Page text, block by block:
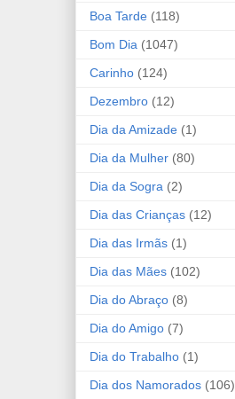
Boa Tarde (118)
Bom Dia (1047)
Carinho (124)
Dezembro (12)
Dia da Amizade (1)
Dia da Mulher (80)
Dia da Sogra (2)
Dia das Crianças (12)
Dia das Irmãs (1)
Dia das Mães (102)
Dia do Abraço (8)
Dia do Amigo (7)
Dia do Trabalho (1)
Dia dos Namorados (106)